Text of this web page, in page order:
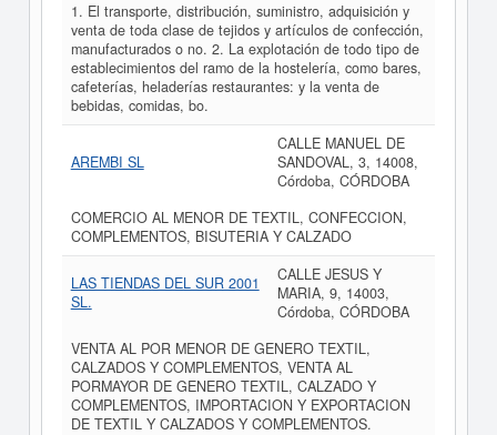
1. El transporte, distribución, suministro, adquisición y
venta de toda clase de tejidos y artículos de confección,
manufacturados o no. 2. La explotación de todo tipo de
establecimientos del ramo de la hostelería, como bares,
cafeterías, heladerías restaurantes: y la venta de
bebidas, comidas, bo.
AREMBI SL
CALLE MANUEL DE
SANDOVAL, 3, 14008,
Córdoba, CÓRDOBA
COMERCIO AL MENOR DE TEXTIL, CONFECCION,
COMPLEMENTOS, BISUTERIA Y CALZADO
LAS TIENDAS DEL SUR 2001
SL.
CALLE JESUS Y
MARIA, 9, 14003,
Córdoba, CÓRDOBA
VENTA AL POR MENOR DE GENERO TEXTIL,
CALZADOS Y COMPLEMENTOS, VENTA AL
PORMAYOR DE GENERO TEXTIL, CALZADO Y
COMPLEMENTOS, IMPORTACION Y EXPORTACION
DE TEXTIL Y CALZADOS Y COMPLEMENTOS.